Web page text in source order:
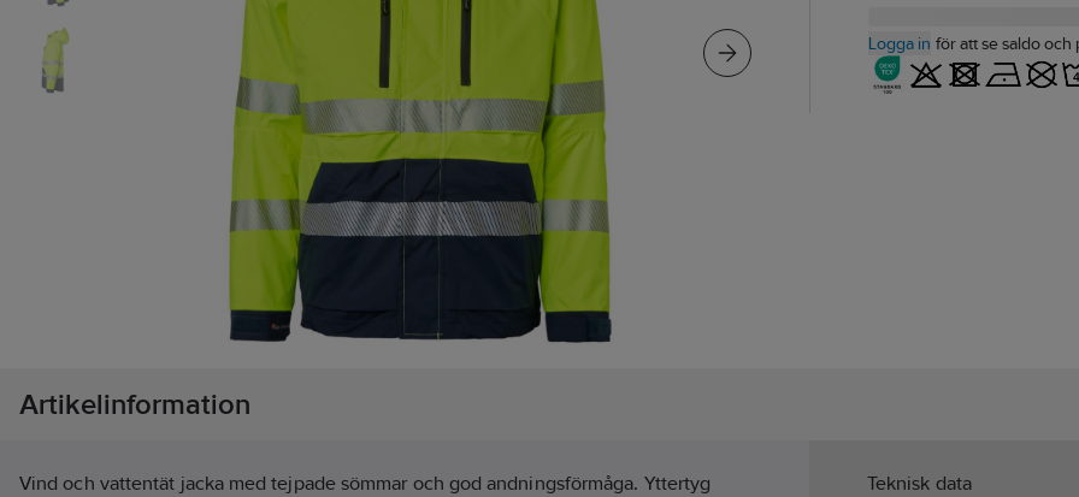
Logga in för att se saldo och
Artikelinformation
Vind och vattentät jacka med tejpade sömmar och god andningsförmåga. Yttertyg
Teknisk data